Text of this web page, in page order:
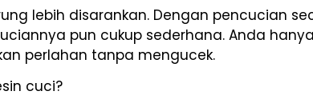
lebih disarankan. Dengan pencucian
pun cukup sederhana. Anda
perlahan tanpa mengucek.
cuci?